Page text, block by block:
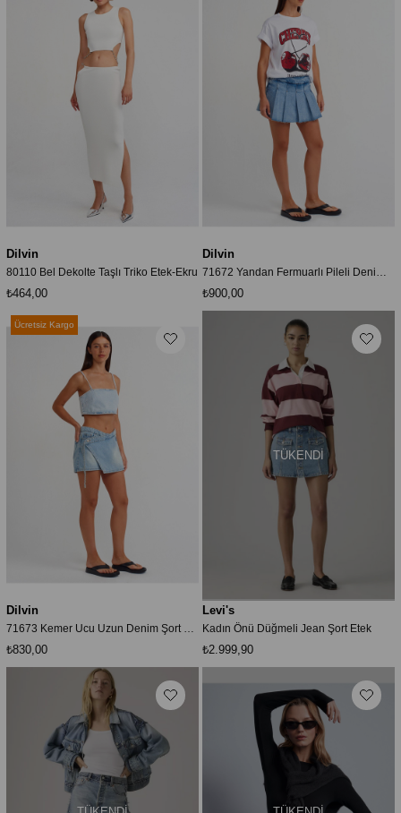
Dilvin
80110 Bel Dekolte Taşlı Triko Etek-Ekru
₺464,00
Dilvin
₺900,00
Dilvin
71673 Kemer Ucu Uzun Denim Şort Etek-Mavi
₺830,00
Ücretsiz Kargo
TÜKENDI
Levi's
Kadın Önü Düğmeli Jean Şort Etek
₺2.999,90